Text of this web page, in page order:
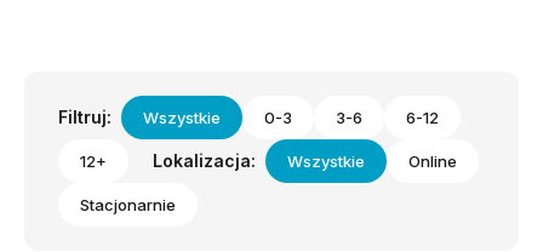
Filtruj: Wszystkie 0-3 3-6 6-12
12+ Lokalizacja: Wszystkie Online
Stacjonarnie